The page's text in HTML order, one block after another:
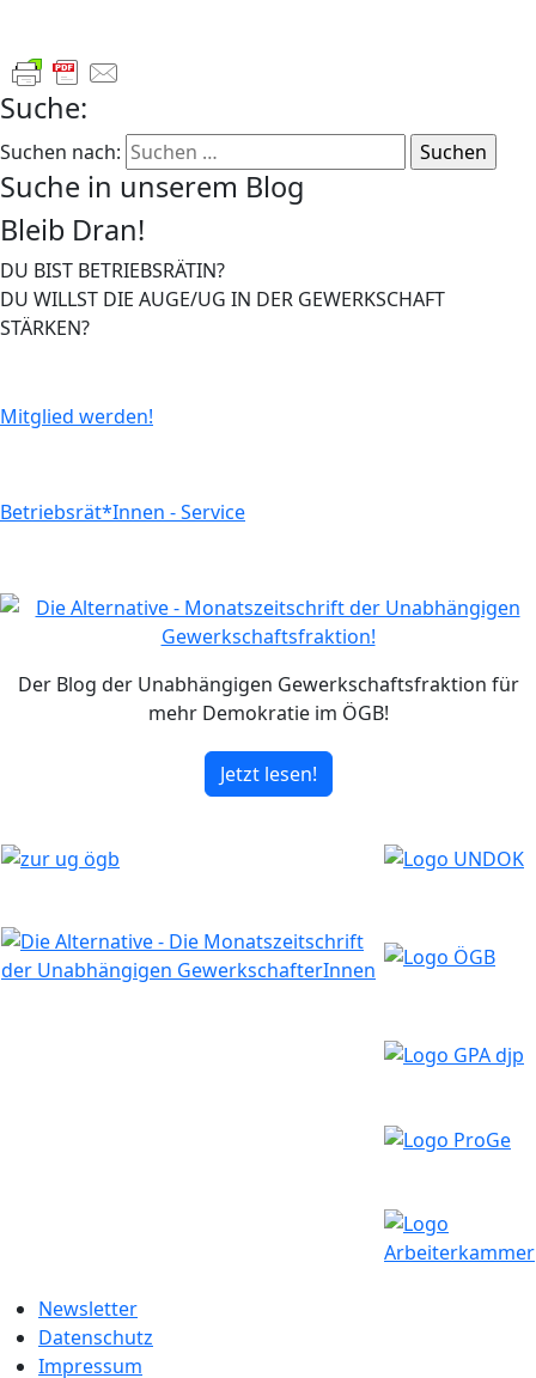
Suche:
Suchen nach:
Suche in unserem Blog
Bleib Dran!
DU BIST BETRIEBSRÄTIN?
DU WILLST DIE AUGE/UG IN DER GEWERKSCHAFT
STÄRKEN?
Mitglied werden!
Betriebsrät*Innen - Service
Der Blog der Unabhängigen Gewerkschaftsfraktion für
mehr Demokratie im ÖGB!
Jetzt lesen!
Newsletter
Datenschutz
Impressum